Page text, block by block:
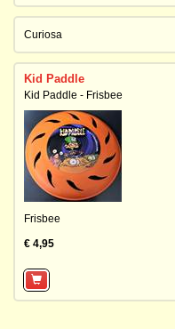
Curiosa
Kid Paddle
Kid Paddle - Frisbee
Frisbee
€ 4,95